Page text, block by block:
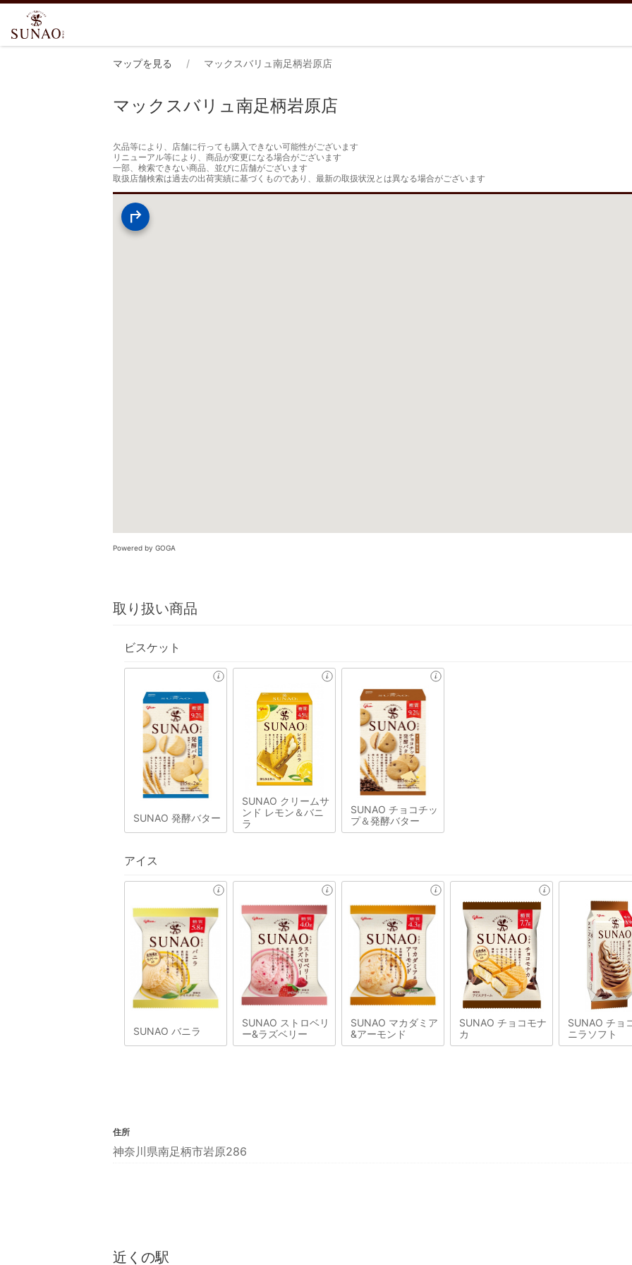
マップを見る マックスバリュ南足柄岩原店
マックスバリュ南足柄岩原店
欠品等により、店舗に行っても購入できない可能性がございます
リニューアル等により、商品が変更になる場合がございます
一部、検索できない商品、並びに店舗がございます
取扱店舗検索は過去の出荷実績に基づくものであり、最新の取扱状況とは異なる場合がございます
Powered by GOGA
取り扱い商品
ビスケット
SUNAO 発酵バター
SUNAO クリームサ
ンド レモン＆バニ
ラ
SUNAO チョコチッ
プ＆発酵バター
アイス
SUNAO バニラ
SUNAO ストロベリ
ー&ラズベリー
SUNAO マカダミア
&アーモンド
SUNAO チョコモナ
カ
SUNAO チョ
ニラソフト
住所
神奈川県南足柄市岩原286
近くの駅